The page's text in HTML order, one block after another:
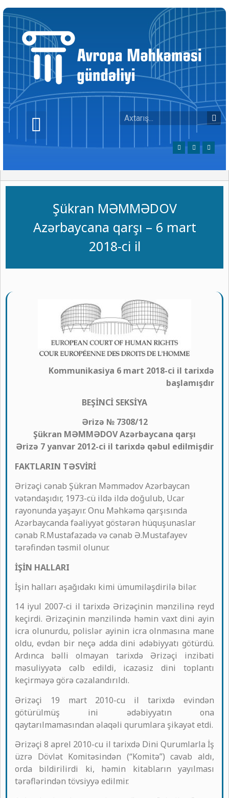
Şükran MƏMMƏDOV
Azərbaycana qarşı – 6 mart
2018-ci il
Kommunikasiya 6 mart 2018-ci il tarixdə
başlamışdır
BEŞİNCİ SEKSİYA
Ərizə № 7308/12
Şükran MƏMMƏDOV Azərbaycana qarşı
Ərizə 7 yanvar 2012-ci il tarixdə qəbul edilmişdir
FAKTLARIN TƏSVİRİ
Ərizəçi cənab Şükran Məmmədov Azərbaycan
vətəndaşıdır, 1973-cü ildə ildə doğulub, Ucar
rayonunda yaşayır. Onu Məhkəmə qarşısında
Azərbaycanda fəaliyyət göstərən hüquşunaslar
cənab R.Mustafazadə və cənab Ə.Mustafayev
tərəfindən təsmil olunur.
İŞİN HALLARI
İşin halları aşağıdakı kimi ümumiləşdirilə bilər.
14 iyul 2007-ci il tarixdə Ərizəçinin mənzilinə reyd
keçirdi. Ərizəçinin mənzilində həmin vaxt dini ayin
icra olunurdu, polislər ayinin icra olnmasına mane
oldu, evdən bir neçə adda dini ədəbiyyatı götürdü.
Ardınca bəlli olmayan tarixdə Ərizəçi inzibati
məsuliyyətə cəlb edildi, icazəsiz dini toplantı
keçirməyə görə cəzalandırıldı.
Ərizəçi 19 mart 2010-cu il tarixdə evindən
götürülmüş ini ədəbiyyatın ona
qaytarılmamasından əlaqəli qurumlara şikayət etdi.
Ərizəçi 8 aprel 2010-cu il tarixdə Dini Qurumlarla İş
üzrə Dövlət Komitəsindən (“Komitə”) cavab aldı,
orda bildirilirdi ki, həmin kitabların yayılması
tərəflərindən tövsiyyə edilmir.